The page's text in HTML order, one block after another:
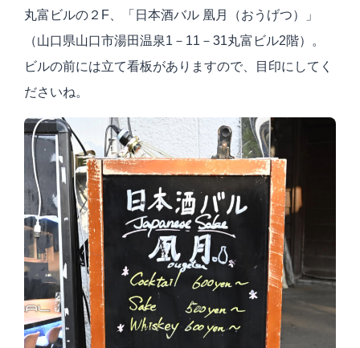
丸富ビルの２F、「日本酒バル 凰月（おうげつ）」
（山口県山口市湯田温泉1－11－31丸富ビル2階）。
ビルの前には立て看板がありますので、目印にしてく
ださいね。